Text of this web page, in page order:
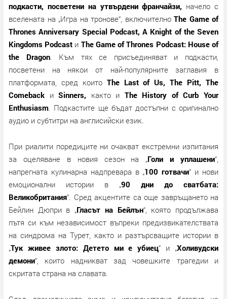
подкасти, посветени на утвърдени франчайзи, начело с
вселената на „Игра на тронове“, включително The Game of
Thrones Anniversary Special Podcast, A Knight of the Seven
Kingdoms Podcast и The Game of Thrones Podcast: House of
the Dragon. Към тях се присъединяват и подкасти,
посветени на някои от най-популярните заглавия в
платформата, сред които The Last of Us, The Pitt, The
Comeback и Sinners, както и The History of Curb Your
Enthusiasm. Подкастите ще бъдат достъпни с оригинално
аудио и субтитри на англисийски език.
При риалити поредиците ни очакват екстремни изпитания
за оцеляване в новия сезон на „Голи и уплашени“,
напрегната кулинарна надпревара в „100 готвачи“ и нови
емоционални истории в „90 дни до сватбата:
Великобритания“. Сред акцентите са още завръщането на
Бейлин Дюпри в „Гласът на Бейлън“, която продължава
пътя си към независимост въпреки предизвикателствата
на синдрома на Турет, както и разтърсващите истории в
„Тук живее злото: Детето ми е убиец“ и „Холивудски
демони“, които надникват зад човешките трагедии и
скритата страна на славата.